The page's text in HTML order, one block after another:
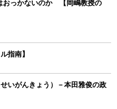
おっかないのか 【岡嶋教授の
指南】
いがんきょう）－本田雅俊の政